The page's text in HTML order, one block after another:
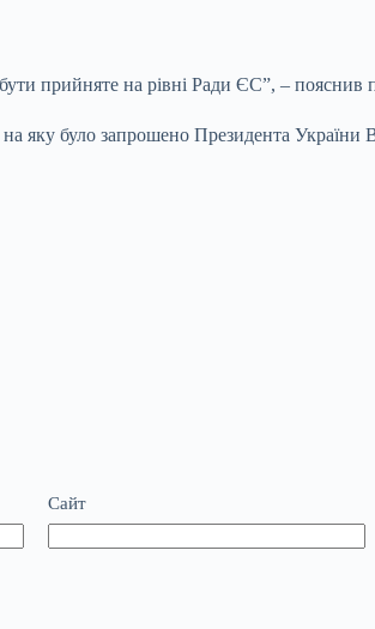
прийняте на рівні Ради ЄС”, – пояснив
яку було запрошено Президента України
Сайт